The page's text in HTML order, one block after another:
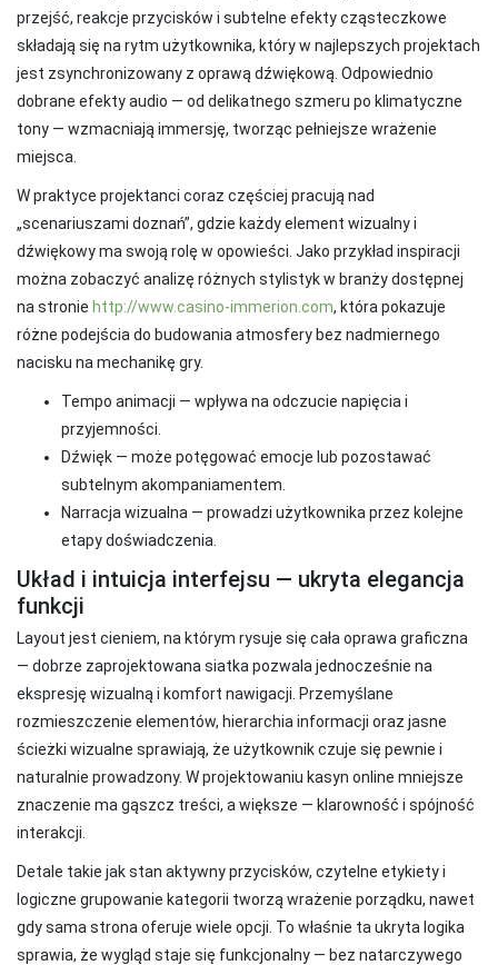
przejść, reakcje przycisków i subtelne efekty cząsteczkowe
składają się na rytm użytkownika, który w najlepszych projektach
jest zsynchronizowany z oprawą dźwiękową. Odpowiednio
dobrane efekty audio — od delikatnego szmeru po klimatyczne
tony — wzmacniają immersję, tworząc pełniejsze wrażenie
miejsca.
W praktyce projektanci coraz częściej pracują nad
„scenariuszami doznań”, gdzie każdy element wizualny i
dźwiękowy ma swoją rolę w opowieści. Jako przykład inspiracji
można zobaczyć analizę różnych stylistyk w branży dostępnej
na stronie http://www.casino-immerion.com, która pokazuje
różne podejścia do budowania atmosfery bez nadmiernego
nacisku na mechanikę gry.
Tempo animacji — wpływa na odczucie napięcia i
przyjemności.
Dźwięk — może potęgować emocje lub pozostawać
subtelnym akompaniamentem.
Narracja wizualna — prowadzi użytkownika przez kolejne
etapy doświadczenia.
Układ i intuicja interfejsu — ukryta elegancja
funkcji
Layout jest cieniem, na którym rysuje się cała oprawa graficzna
— dobrze zaprojektowana siatka pozwala jednocześnie na
ekspresję wizualną i komfort nawigacji. Przemyślane
rozmieszczenie elementów, hierarchia informacji oraz jasne
ścieżki wizualne sprawiają, że użytkownik czuje się pewnie i
naturalnie prowadzony. W projektowaniu kasyn online mniejsze
znaczenie ma gąszcz treści, a większe — klarowność i spójność
interakcji.
Detale takie jak stan aktywny przycisków, czytelne etykiety i
logiczne grupowanie kategorii tworzą wrażenie porządku, nawet
gdy sama strona oferuje wiele opcji. To właśnie ta ukryta logika
sprawia, że wygląd staje się funkcjonalny — bez natarczywego